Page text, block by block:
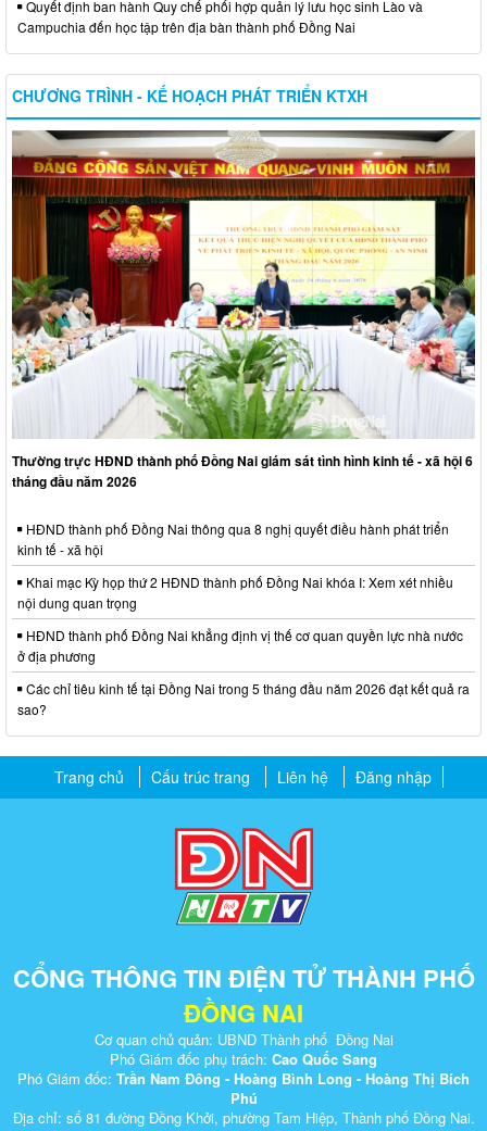
Quyết định ban hành Quy chế phối hợp quản lý lưu học sinh Lào và
Campuchia đến học tập trên địa bàn thành phố Đồng Nai
CHƯƠNG TRÌNH - KẾ HOẠCH PHÁT TRIỂN KTXH
Thường trực HĐND thành phố Đồng Nai giám sát tình hình kinh tế - xã hội 6
tháng đầu năm 2026
HĐND thành phố Đồng Nai thông qua 8 nghị quyết điều hành phát triển
kinh tế - xã hội
Khai mạc Kỳ họp thứ 2 HĐND thành phố Đồng Nai khóa I: Xem xét nhiều
nội dung quan trọng
HĐND thành phố Đồng Nai khẳng định vị thế cơ quan quyền lực nhà nước
ở địa phương
Các chỉ tiêu kinh tế tại Đồng Nai trong 5 tháng đầu năm 2026 đạt kết quả ra
sao?
Trang chủ Cấu trúc trang Liên hệ Đăng nhập
CỔNG THÔNG TIN ĐIỆN TỬ THÀNH PHỐ
ĐỒNG NAI
Cơ quan chủ quản: UBND Thành phố Đồng Nai
Phó Giám đốc phụ trách: Cao Quốc Sang
Phó Giám đốc: Trần Nam Đông - Hoàng Bình Long - Hoàng Thị Bích
Phú
Địa chỉ: số 81 đường Đồng Khởi, phường Tam Hiệp, Thành phố Đồng Nai.